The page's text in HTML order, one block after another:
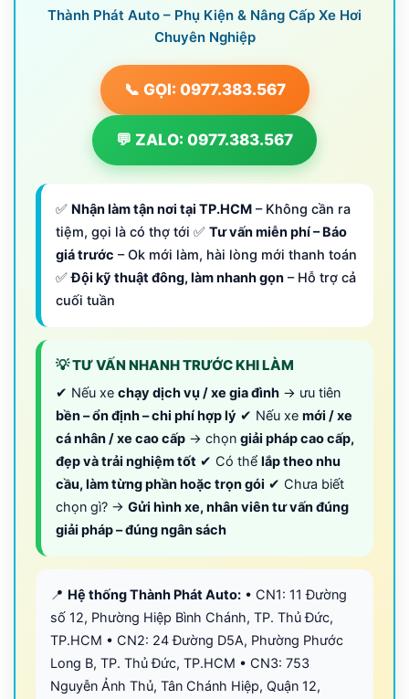
Thành Phát Auto – Phụ Kiện & Nâng Cấp Xe Hơi
Chuyên Nghiệp
📞 GỌI: 0977.383.567
💬 ZALO: 0977.383.567
✅ Nhận làm tận nơi tại TP.HCM – Không cần ra
tiệm, gọi là có thợ tới ✅ Tư vấn miễn phí – Báo
giá trước – Ok mới làm, hài lòng mới thanh toán
✅Đội kỹ thuật đông, làm nhanh gọn – Hỗ trợ cả
cuối tuần
💡 TƯ VẤN NHANH TRƯỚC KHI LÀM
✔ Nếu xe chạy dịch vụ / xe gia đình → ưu tiên
bền – ổn định – chi phí hợp lý ✔ Nếu xe mới / xe
cá nhân / xe cao cấp → chọn giải pháp cao cấp,
đẹp và trải nghiệm tốt ✔ Có thể lắp theo nhu
cầu, làm từng phần hoặc trọn gói ✔ Chưa biết
chọn gì? → Gửi hình xe, nhân viên tư vấn đúng
giải pháp – đúng ngân sách
📍 Hệ thống Thành Phát Auto: • CN1: 11 Đường
số 12, Phường Hiệp Bình Chánh, TP. Thủ Đức,
TP.HCM • CN2: 24 Đường D5A, Phường Phước
Long B, TP. Thủ Đức, TP.HCM • CN3: 753
Nguyễn Ảnh Thủ, Tân Chánh Hiệp, Quận 12,